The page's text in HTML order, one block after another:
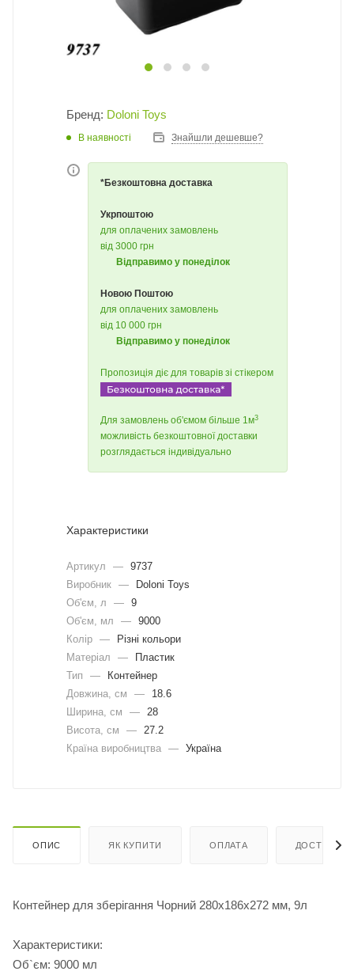
Бренд: Doloni Toys
В наявності Знайшли дешевше?
*Безкоштовна доставка
Укрпоштою
для оплачених замовлень
від 3000 грн
Відправимо у понеділок
Новою Поштою
для оплачених замовлень
від 10 000 грн
Відправимо у понеділок
Пропозиція діє для товарів зі стікером
Для замовлень об'ємом більше 1м3
можливість безкоштовної доставки
розглядається індивідуально
Характеристики
Артикул — 9737
Виробник —
Doloni Toys
Об'єм, л
— 9
Об'єм, мл
— 9000
Колір —
Різні кольори
Матеріал
—
Пластик
Тип
—
Контейнер
Довжина, cм
—
18.6
Ширина, cм
—
28
Висота, см
—
27.2
Країна виробництва — Україна
ОПИС ЯК КУПИТИ ОПЛАТА ДОСТАВКА
Контейнер для зберігання Чорний 280x186x272 мм, 9л
Характеристики:
Об`єм: 9000 мл